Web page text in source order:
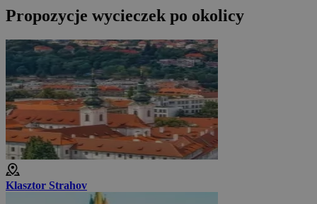
Propozycje wycieczek po okolicy
Klasztor Strahov